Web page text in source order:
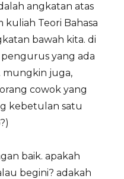
angkatan atas
kuliah Teori Bahasa
bawah kita. di
pengurus yang ada
mungkin juga,
cowok yang
kebetulan satu
baik. apakah
begini? adakah